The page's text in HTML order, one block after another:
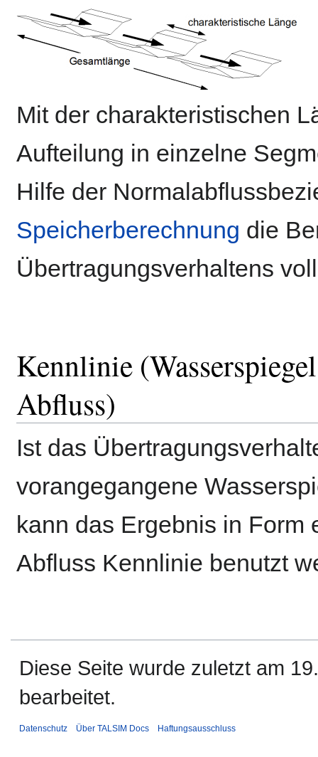
Mit der charakteristischen
Aufteilung in einzelne
Hilfe der
Speicherberechnung die
Übertragungsverhaltens
Kennlinie
Abfluss)
Ist das
vorangegangene
kann das Ergebnis in Form
Abfluss Kennlinie benutzt
Diese Seite wurde zuletzt am
bearbeitet.
Datenschutz Über TALSIM Docs Haftungsausschluss